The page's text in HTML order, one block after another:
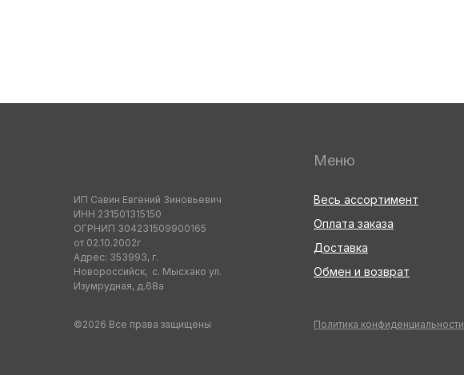
ИП Савин Евгений Зиновьевич
ИНН 231501315150
ОГРНИП 304231509900165
от 02.10.2002г
Адрес: 353993, г.
Новороссийск, с. Мысхако ул.
Изумрудная, д.68а
©2026 Все права защищены Политика конфиденциальности
Обмен и возврат
Доставка
Оплата заказа
Меню
Весь ассортимент